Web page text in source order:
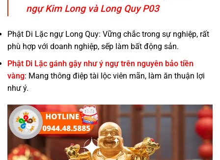
ngự Kim Long và Long Quy P03
Phật Di Lặc ngự Long Quy: Vững chắc trong sự nghiệp, rất
phù hợp với doanh nghiệp, sếp làm bất động sản.
Phật Di Lặc gánh gậy như ý ngự trên nguyên bảo tiền
vàng: Mang thông điệp tài lộc viên mãn, làm ăn thuận lợi
như ý.